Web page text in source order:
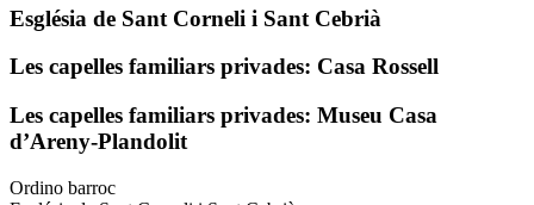
Església de Sant Corneli i Sant Cebrià
Les capelles familiars privades: Casa Rossell
Les capelles familiars privades: Museu Casa
d’Areny-Plandolit
Ordino barroc